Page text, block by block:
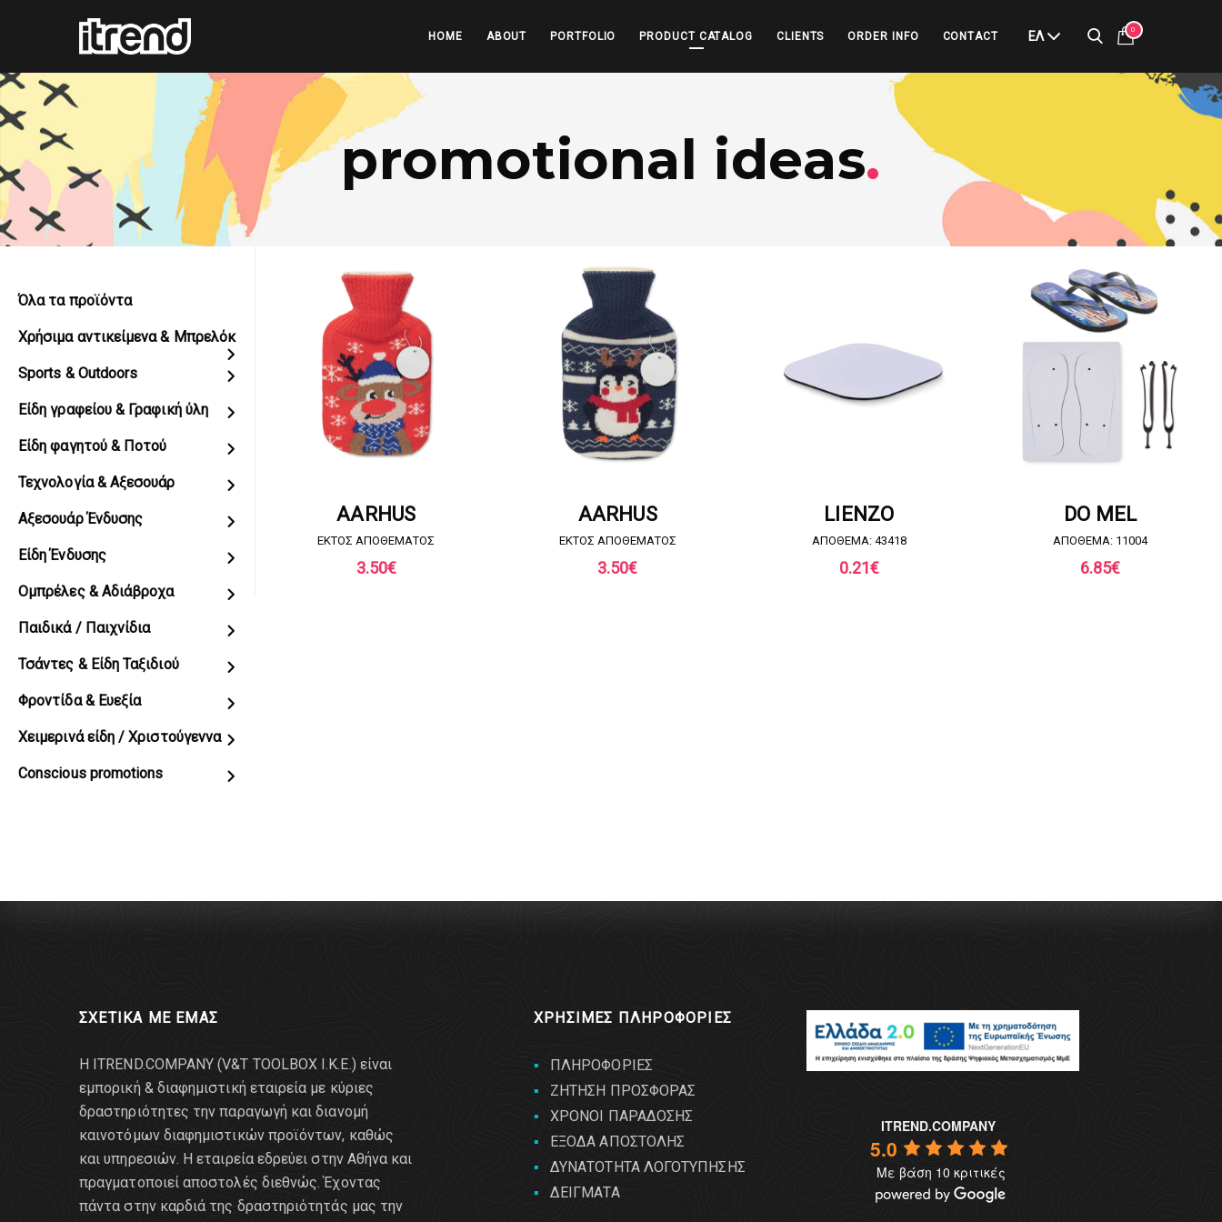
HOME ABOUT PORTFOLIO PRODUCT CATALOG CLIENTS ORDER INFO CONTACT ΕΛ 0
promotional ideas.
Όλα τα προϊόντα
Χρήσιμα αντικείμενα & Μπρελόκ
Sports & Outdoors
Είδη γραφείου & Γραφική ύλη
Είδη φαγητού & Ποτού
Τεχνολογία & Αξεσουάρ
Αξεσουάρ Ένδυσης
Είδη Ένδυσης
Ομπρέλες & Αδιάβροχα
Παιδικά / Παιχνίδια
Τσάντες & Είδη Ταξιδιού
Φροντίδα & Ευεξία
Χειμερινά είδη / Χριστούγεννα
Conscious promotions
ΖΗΤΗΣΤΕ ΠΡΟΣΦΟΡΑ
AARHUS
EKTOΣ ΑΠΟΘΕΜΑΤΟΣ
3.50€
ΖΗΤΗΣΤΕ ΠΡΟΣΦΟΡΑ
AARHUS
EKTOΣ ΑΠΟΘΕΜΑΤΟΣ
3.50€
ΖΗΤΗΣΤΕ ΠΡΟΣΦΟΡΑ
LIENZO
ΑΠΟΘΕΜΑ: 43418
0.21€
ΖΗΤΗΣΤΕ ΠΡΟΣΦΟΡΑ
DO MEL
ΑΠΟΘΕΜΑ: 11004
6.85€
ΣΧΕΤΙΚΑ ΜΕ ΕΜΑΣ
Η ITREND.COMPANY (V&T TOOLBOX Ι.Κ.Ε.) είναι
εμπορική & διαφημιστική εταιρεία με κύριες
δραστηριότητες την παραγωγή και διανομή
καινοτόμων διαφημιστικών προϊόντων, καθώς
και υπηρεσιών. Η εταιρεία εδρεύει στην Αθήνα και
πραγματοποιεί αποστολές διεθνώς. Έχοντας
πάντα στην καρδιά της δραστηριότητάς μας την
ΧΡΗΣΙΜΕΣ ΠΛΗΡΟΦΟΡΙΕΣ
ΠΛΗΡΟΦΟΡΙΕΣ
ΖΗΤΗΣΗ ΠΡΟΣΦΟΡΑΣ
ΧΡΟΝΟΙ ΠΑΡΑΔΟΣΗΣ
ΕΞΟΔΑ ΑΠΟΣΤΟΛΗΣ
ΔΥΝΑΤΟΤΗΤΑ ΛΟΓΟΤΥΠΗΣΗΣ
ΔΕΙΓΜΑΤΑ
ITREND.COMPANY
5.0
Με βάση 10 κριτικές